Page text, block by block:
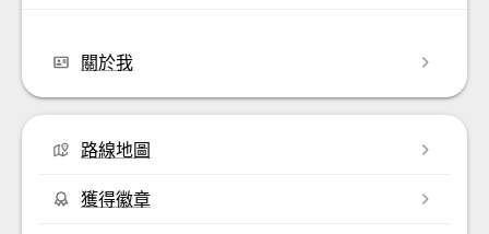
關於我
路線地圖
獲得徽章